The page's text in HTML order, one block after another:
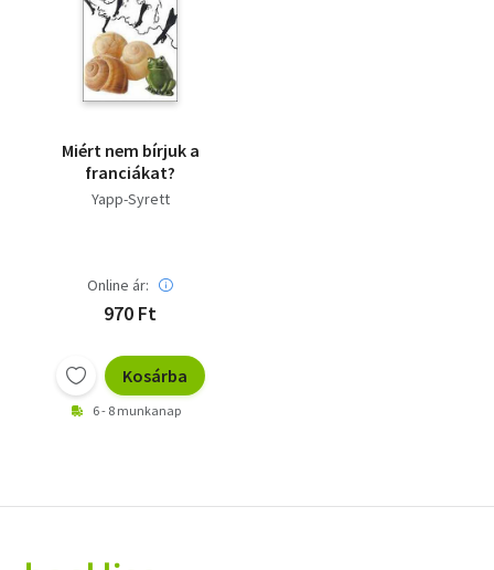
Történelem
Miért nem bírjuk a
franciákat?
Yapp-Syrett
Online ár:
970 Ft
Kosárba
6 - 8 munkanap